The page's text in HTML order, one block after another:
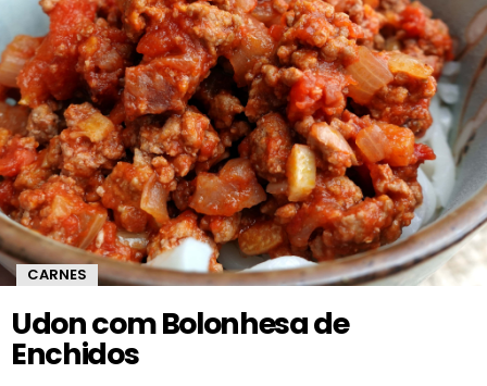
CARNES
Udon com Bolonhesa de
Enchidos